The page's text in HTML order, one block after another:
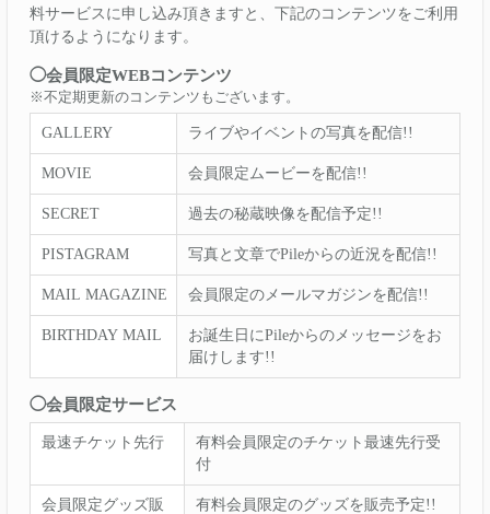
料サービスに申し込み頂きますと、下記のコンテンツをご利用
頂けるようになります。
◯会員限定WEBコンテンツ
※不定期更新のコンテンツもございます。
GALLERY ライブやイベントの写真を配信!!
MOVIE 会員限定ムービーを配信!!
SECRET 過去の秘蔵映像を配信予定!!
PISTAGRAM 写真と文章でPileからの近況を配信!!
MAIL MAGAZINE 会員限定のメールマガジンを配信!!
BIRTHDAY MAIL
お誕生日にPileからのメッセージをお
届けします!!
◯会員限定サービス
最速チケット先行
有料会員限定のチケット最速先行受
付
会員限定グッズ販
有料会員限定のグッズを販売予定!!